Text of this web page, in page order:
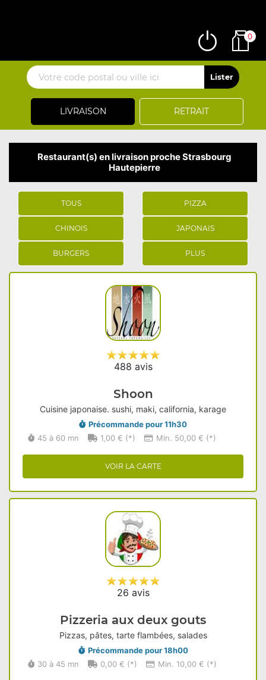
LIVRAISON RETRAIT
0
Restaurant(s) en livraison proche Strasbourg
Hautepierre
TOUS PIZZA
CHINOIS JAPONAIS
BURGERS PLUS
488 avis
Shoon
Cuisine japonaise. sushi, maki, california, karage
Précommande pour 11h30
45 à 60 mn
1,00 € (*) Min. 50,00 € (*)
VOIR LA CARTE
26 avis
Pizzeria aux deux gouts
Pizzas, pâtes, tarte flambées, salades
Précommande pour 18h00
30 à 45 mn
0,00 € (*) Min. 10,00 € (*)